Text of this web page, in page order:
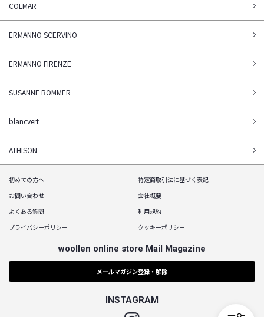
COLMAR
ERMANNO SCERVINO
ERMANNO FIRENZE
SUSANNE BOMMER
blancvert
ATHISON
初めての方へ
特定商取引法に基づく表記
お問い合わせ
会社概要
よくある質問
利用規約
プライバシーポリシー
クッキーポリシー
woollen online store Mail Magazine
メールマガジン登録・解除
INSTAGRAM